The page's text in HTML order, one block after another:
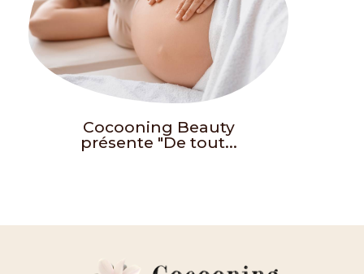
Cocooning Beauty
présente "De tout...